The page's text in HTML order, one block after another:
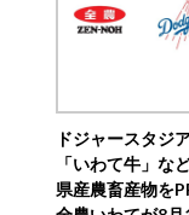
ドジャースタジ
「いわて牛」な
県産農畜産物を